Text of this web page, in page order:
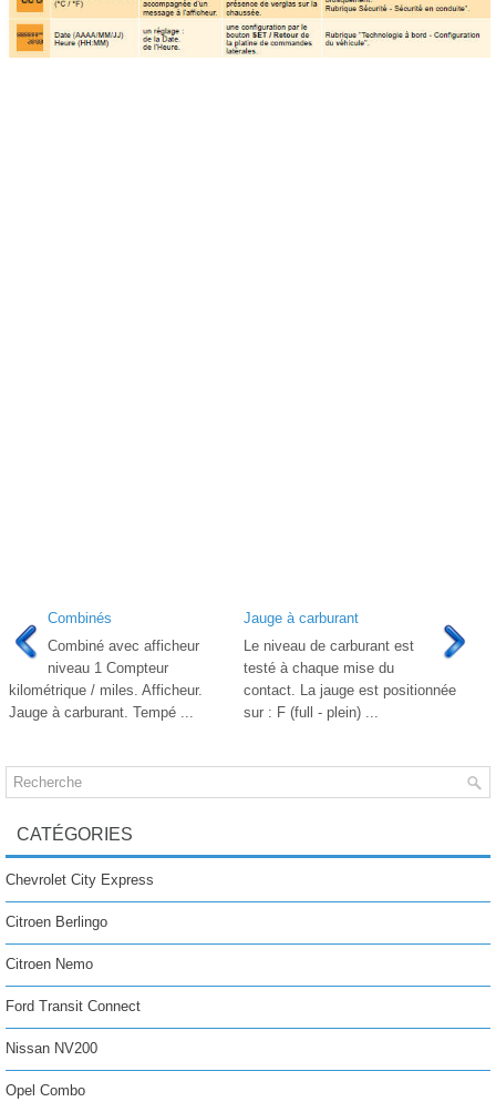
Combinés
Combiné avec afficheur
niveau 1 Compteur
kilométrique / miles. Afficheur.
Jauge à carburant. Tempé ...
Jauge à carburant
Le niveau de carburant est
testé à chaque mise du
contact. La jauge est positionnée
sur : F (full - plein) ...
CATÉGORIES
Chevrolet City Express
Citroen Berlingo
Citroen Nemo
Ford Transit Connect
Nissan NV200
Opel Combo